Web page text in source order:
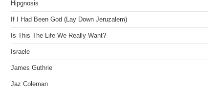
Hipgnosis
If I Had Been God (Lay Down Jeruzalem)
Is This The Life We Really Want?
Israele
James Guthrie
Jaz Coleman